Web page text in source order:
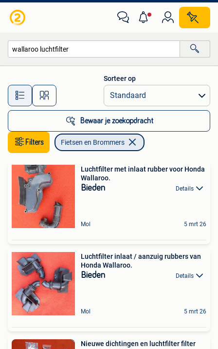
Alle afstanden…
Sorteer op
Bewaar je zoekopdracht
Filters Fietsen en Brommers
Luchtfilter met inlaat rubber voor Honda
Wallaroo.
Bieden Details
Mol 5 mrt 26
Luchtfilter inlaat / aanzuig rubbers van
Honda Wallaroo.
Bieden Details
Mol 5 mrt 26
Nieuwe dichtingen en luchtfilter filter